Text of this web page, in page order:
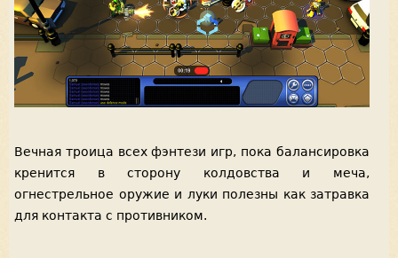
Вечная троица всех фэнтези игр, пока балансировка
кренится в сторону колдовства и меча,
огнестрельное оружие и луки полезны как затравка
для контакта с противником.